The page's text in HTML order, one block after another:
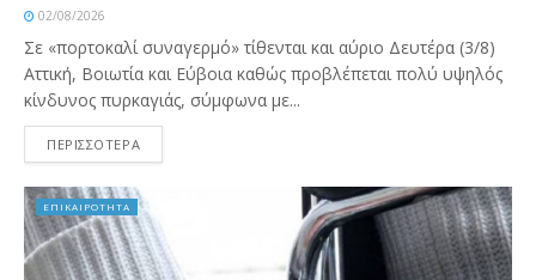
02/08/2026
Σε «πορτοκαλί συναγερμό» τίθενται και αύριο Δευτέρα (3/8)
Αττική, Βοιωτία και Εύβοια καθώς προβλέπεται πολύ υψηλός
κίνδυνος πυρκαγιάς, σύμφωνα με...
ΠΕΡΙΣΣΟΤΕΡΑ
ΕΠΙΚΑΙΡΟΤΗΤΑ